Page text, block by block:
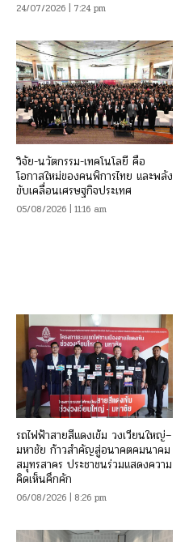
24/07/2026 | 7:24 pm
วิจัย-นวัตกรรม-เทคโนโลยี คือ
โอกาสใหม่ของคนพิการไทย และพลัง
ขับเคลื่อนเศรษฐกิจประเทศ
05/08/2026 | 11:16 am
รถไฟฟ้าสายสีแดงเข้ม วงเวียนใหญ่–
มหาชัย ก้าวสำคัญสู่อนาคตคมนาคม
สมุทรสาคร ประชาชนร่วมแสดงความ
คิดเห็นคึกคัก
06/08/2026 | 8:26 pm